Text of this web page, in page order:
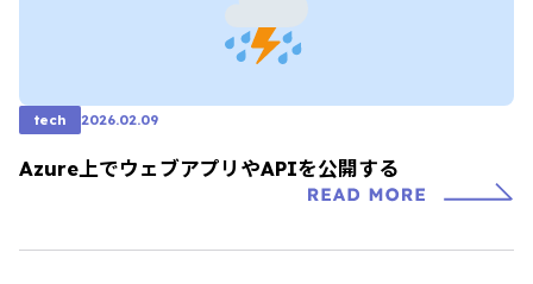
tech 2026.02.09
Azure上でウェブアプリやAPIを公開する